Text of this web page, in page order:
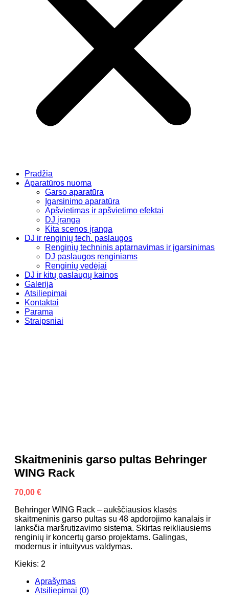
Pradžia
Aparatūros nuoma
Garso aparatūra
Įgarsinimo aparatūra
Apšvietimas ir apšvietimo efektai
DJ įranga
Kita scenos įranga
DJ ir renginių tech. paslaugos
Renginių techninis aptarnavimas ir įgarsinimas
DJ paslaugos renginiams
Renginių vedėjai
DJ ir kitų paslaugų kainos
Galerija
Atsiliepimai
Kontaktai
Parama
Straipsniai
Skaitmeninis garso pultas Behringer
WING Rack
70,00 €
Behringer WING Rack – aukščiausios klasės
skaitmeninis garso pultas su 48 apdorojimo kanalais ir
lanksčia maršrutizavimo sistema. Skirtas reikliausiems
renginių ir koncertų garso projektams. Galingas,
modernus ir intuityvus valdymas.
Kiekis: 2
Aprašymas
Atsiliepimai (0)